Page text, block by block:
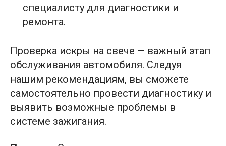
специалисту для диагностики и
ремонта.
Проверка искры на свече — важный этап
обслуживания автомобиля. Следуя
нашим рекомендациям, вы сможете
самостоятельно провести диагностику и
выявить возможные проблемы в
системе зажигания.